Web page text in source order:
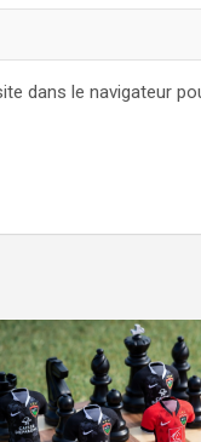
dans le navigateur